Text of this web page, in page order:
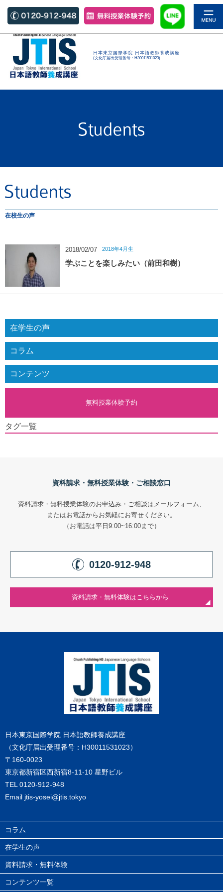
日本東京国際学院 日本語教師養成講座
(文化庁届出受理番号：H30011531023)
在校生の声
2018/02/07 2018年4月生
学ぶことを楽しみたい（前田和樹）
在学生の声
コラム
コンテンツ
無料授業体験予約
タグ一覧
資料請求・無料授業体験・ご相談窓口
資料請求・無料授業体験のお申込み・ご相談はメールフォーム、
またはお電話からお気軽にお寄せください。
（お電話は平日9:00~16:00まで）
0120-912-948
資料請求・無料体験はこちらから
日本東京国際学院 日本語教師養成講座
（文化庁届出受理番号：H30011531023）
〒160-0023
東京都新宿区西新宿8-11-10 星野ビル
TEL0120-912-948
Email jtis-yosei@jtis.tokyo
コラム
在学生の声
資料請求・無料体験
コンテンツ一覧